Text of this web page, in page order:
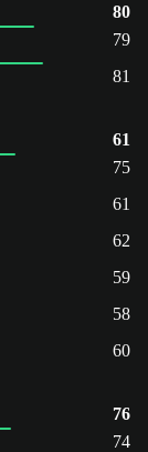
80
79
81
61
75
61
62
59
58
60
76
74